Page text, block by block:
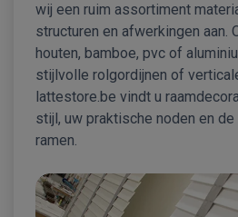
wij een ruim assortiment
structuren en afwerkingen aan.
houten, bamboe, pvc of
stijlvolle rolgordijnen of
lattestore.be vindt u
stijl, uw praktische noden en
ramen.